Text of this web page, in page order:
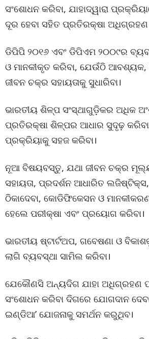
ସଂଶୋଧନ କରିବା, ଯାହାଦ୍ୱାରା
ଦୂର ହେବା ସହିତ ପ୍ରତିରକ୍ଷା ଅଧିଗ୍ରହଣ
ଡିପିପି ୨୦୧୬ ଏବଂ ଡିପିଏମ ୨୦୦୯ର
ଓ ମାନକୀକୃତ କରିବା, ଯେଉଁଠି ଆବଶ୍ୟକ,
ଜୀବନ ଚକ୍ର ସହାୟତାକୁ ସୁଧାରିବା।
ଭାରତୀୟ ଶିଳ୍ପ ସଂସ୍ଥାଗୁଡ଼ିକର ଅଧିକ
ପ୍ରତିରକ୍ଷା ଶିଳ୍ପର ଆଧାର ସୁଦୃଢ଼ କରିବା
ପ୍ରକ୍ରିୟାକୁ ସହଜ କରିବା।
ନୂଆ ବିଷୟବସ୍ତୁ, ଯଥା ଜୀବନ ଚକ୍ର
ସହାୟତା, ପ୍ରଦର୍ଶନ ଆଧାରିତ
ଠିକାଦେବା, କୋଡିଫିକେସନ ଓ
ହେଲେ ପରୀକ୍ଷା ଏବଂ ପ୍ରୟୋଗ କରିବା।
ଭାରତୀୟ ଷ୍ଟାର୍ଟଅପ, ଗବେଷଣା ଓ
ଲାଗି ବ୍ୟବସ୍ଥା ସାମିଲ କରିବା।
ଯେକୌଣସି ଅନ୍ୟଦିଗ ଯାହା ଅଧିଗ୍ରହଣ
ସଂଶୋଧନ କରିବା ଦିଗରେ ଯୋଗଦାନ
ଇଣ୍ଡିଆ’ ଯୋଜନାକୁ ସମର୍ଥନ କରୁଥିବ।